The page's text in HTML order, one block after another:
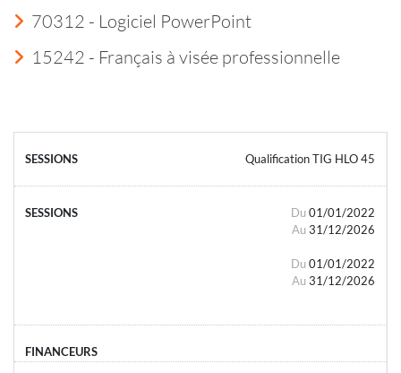
70312 - Logiciel PowerPoint
15242 - Français à visée professionnelle
Qualification TIG HLO 45
Du 01/01/2022
Au 31/12/2026
Du 01/01/2022
Au 31/12/2026